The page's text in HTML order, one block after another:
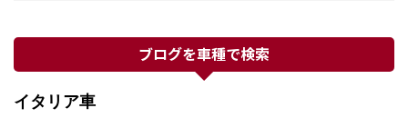
ブログを車種で検索
イタリア車